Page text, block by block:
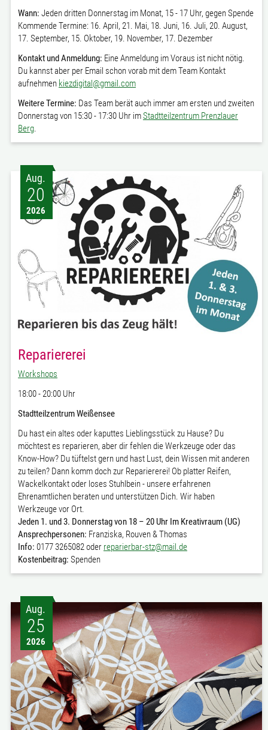
Wann: Jeden dritten Donnerstag im Monat, 15 - 17 Uhr, gegen Spende
Kommende Termine: 16. April, 21. Mai, 18. Juni, 16. Juli, 20. August,
17. September, 15. Oktober, 19. November, 17. Dezember
Kontakt und Anmeldung: Eine Anmeldung im Voraus ist nicht nötig.
Du kannst aber per Email schon vorab mit dem Team Kontakt
aufnehmen kiezdigital@gmail.com
Weitere Termine: Das Team berät auch immer am ersten und zweiten
Donnerstag von 15:30 - 17:30 Uhr imStadtteilzentrum Prenzlauer
Berg.
Aug.
20
2026
Repariererei
Workshops
18:00 - 20:00 Uhr
Stadtteilzentrum Weißensee
Du hast ein altes oder kaputtes Lieblingsstück zu Hause? Du
möchtest es reparieren, aber dir fehlen die Werkzeuge oder das
Know-How? Du tüftelst gern und hast Lust, dein Wissen mit anderen
zu teilen? Dann komm doch zur Repariererei! Ob platter Reifen,
Wackelkontakt oder loses Stuhlbein - unsere erfahrenen
Ehrenamtlichen beraten und unterstützen Dich. Wir haben
Werkzeuge vor Ort.
Jeden 1. und 3. Donnerstag von 18 – 20 Uhr Im Kreativraum (UG)
Ansprechpersonen: Franziska, Rouven & Thomas
Info: 0177 3265082 oder reparierbar-stz@mail.de
Kostenbeitrag: Spenden
Aug.
25
2026